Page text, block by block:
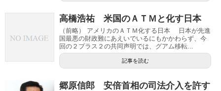
高橋浩祐 米国のＡＴＭと化す日本
（前略） アメリカのＡＴＭ化する日本 日本が先進
国最悪の財政難にあえいでいるにもかかわらず、今
回の２プラス２の共同声明では、グアム移転...
記事を読む
郷原信郎 安倍首相の司法介入を許す